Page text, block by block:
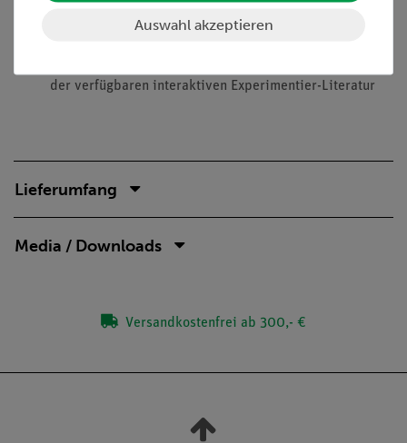
der verfügbaren interaktiven Experimentier-Literatur
Lieferumfang
Media / Downloads
Versandkostenfrei ab 300,- €
Auswahl akzeptieren